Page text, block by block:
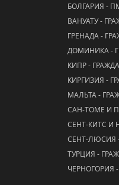
БОЛГАРИЯ -
ВАНУАТУ -
ГРЕНАДА -
ДОМИНИКА -
КИПР -
КИРГИЗИЯ -
МАЛЬТА -
САН-ТОМЕ И
СЕНТ-КИТС И
СЕНТ-ЛЮСИЯ
ТУРЦИЯ -
ЧЕРНОГОРИЯ